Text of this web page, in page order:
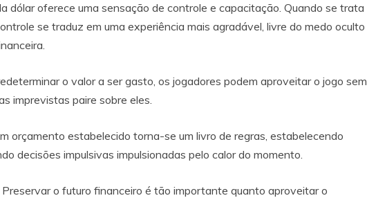
dólar oferece uma sensação de controle e capacitação. Quando se trata
se traduz em uma experiência mais agradável, livre do medo oculto
o valor a ser gasto, os jogadores podem aproveitar o jogo sem
imprevistas paire sobre eles.
orçamento estabelecido torna-se um livro de regras, estabelecendo
decisões impulsivas impulsionadas pelo calor do momento.
o futuro financeiro é tão importante quanto aproveitar o